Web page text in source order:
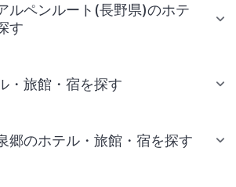
ルペンルート(長野県)のホテ
す
・旅館・宿を探す
郷のホテル・旅館・宿を探す